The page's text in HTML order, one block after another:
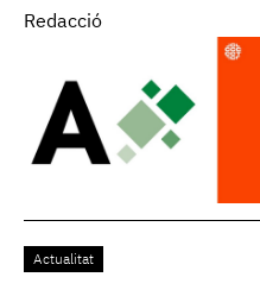
Redacció
Actualitat